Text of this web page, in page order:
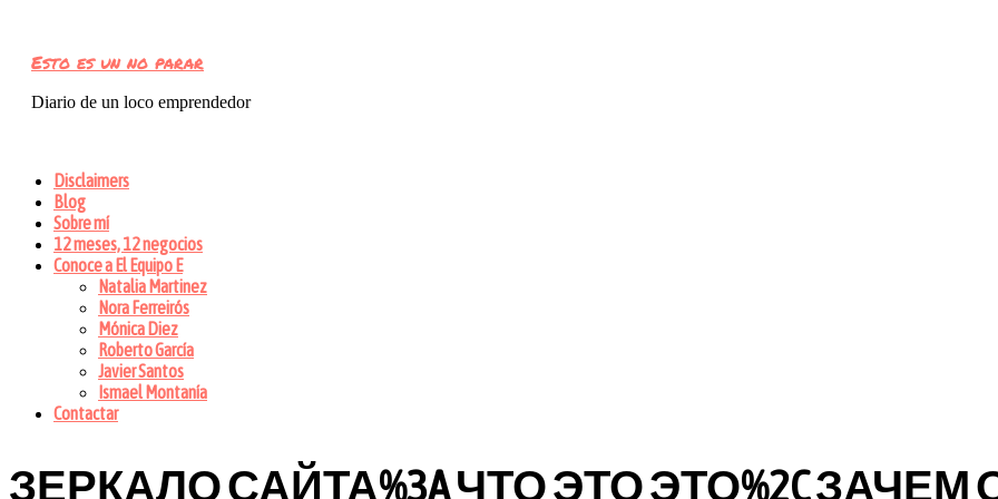
Esto es un no parar
Diario de un loco emprendedor
Disclaimers
Blog
Sobre mí
12 meses, 12 negocios
Conoce a El Equipo E
Natalia Martinez
Nora Ferreirós
Mónica Diez
Roberto García
Javier Santos
Ismael Montanía
Contactar
ЗЕРКАЛО САЙТА%3A ЧТО ЭТО ЭТО%2C ЗАЧЕМ